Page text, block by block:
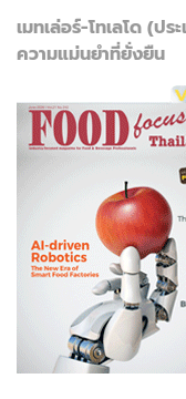
เมทเล่อร์-โทเลโด (ป
ความแม่นยำที่ยั่งยืน